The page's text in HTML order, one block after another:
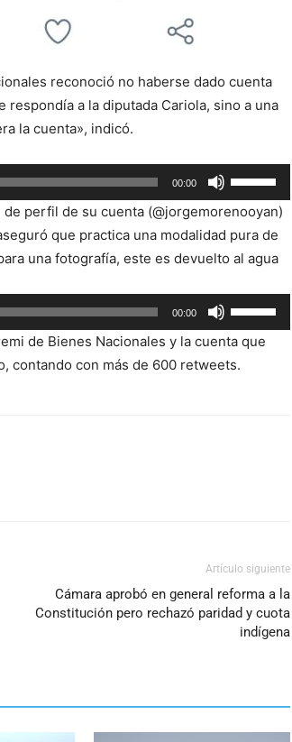
reconoció no haberse dado cuenta
a la diputada Cariola, sino a una
la cuenta», indicó.
00:00
Utiliza
las
teclas
de
flecha
arriba/abajo
para
aumentar
o
perfil de su cuenta (@jorgemorenooyan)
que practica una modalidad pura de
una fotografía, este es devuelto al agua
00:00
Utiliza
las
teclas
de
volumen.
de Bienes Nacionales y la cuenta que
contando con más de 600 retweets.
Artículo siguiente
Cámara aprobó en general reforma a la
Constitución pero rechazó paridad y cuota
indígena